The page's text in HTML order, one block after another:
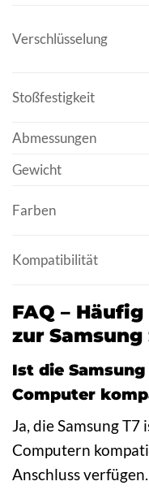
Verschlüsselung
Stoßfestigkeit
Abmessungen
Gewicht
Farben
Kompatibilität
FAQ –
zur Samsung
Ist die
Computer
Ja, die Samsung
Computern
Anschluss